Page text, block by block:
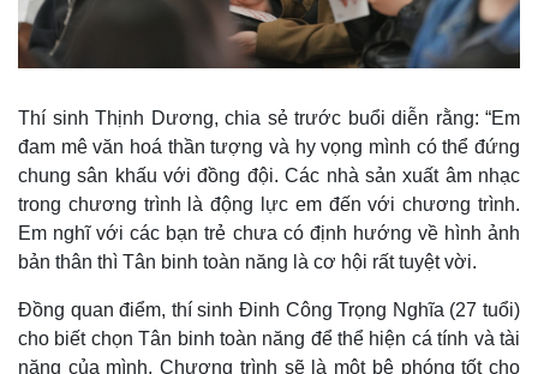
Kinh tế
Bất động sản
Khởi nghiệp
Giá vàng
Tiêu dùng
Tỷ giá
Chứng khoán
Giá cà phê
Thí sinh Thịnh Dương, chia sẻ trước buổi diễn rằng: “Em
đam mê văn hoá thần tượng và hy vọng mình có thể đứng
chung sân khấu với đồng đội. Các nhà sản xuất âm nhạc
trong chương trình là động lực em đến với chương trình.
Em nghĩ với các bạn trẻ chưa có định hướng về hình ảnh
bản thân thì Tân binh toàn năng là cơ hội rất tuyệt vời.
Đồng quan điểm, thí sinh Đinh Công Trọng Nghĩa (27 tuổi)
cho biết chọn Tân binh toàn năng để thể hiện cá tính và tài
năng của mình. Chương trình sẽ là một bệ phóng tốt cho